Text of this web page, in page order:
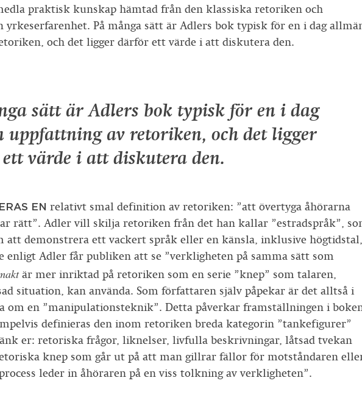
praktisk kunskap hämtad från den klassiska retoriken och
yrkeserfarenhet. På många sätt är Adlers bok typisk för en i dag
och det ligger därför ett värde i att diskutera den.
sätt är Adlers bok typisk för en i dag
uppfattning av retoriken, och det ligger
värde i att diskutera den.
EN relativt smal definition av retoriken: ”att övertyga åhörarna
rätt”. Adler vill skilja retoriken från det han kallar ”estradspråk”,
att demonstrera ett vackert språk eller en känsla, inklusive högtidstal,
enligt Adler får publiken att se ”verkligheten på samma sätt som
är mer inriktad på retoriken som en serie ”knep” som talaren,
situation, kan använda. Som författaren själv påpekar är det alltså i
om en ”manipulationsteknik”. Detta påverkar framställningen i
definieras den inom retoriken breda kategorin ”tankefigurer”
er: retoriska frågor, liknelser, livfulla beskrivningar, låtsad tvekan
knep som går ut på att man gillrar fällor för motståndaren
leder in åhöraren på en viss tolkning av verkligheten”.